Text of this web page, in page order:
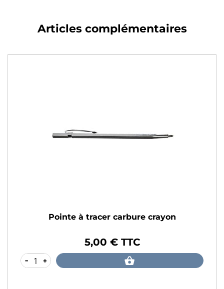
Articles complémentaires
Pointe à tracer carbure crayon
5,00 € TTC
- +